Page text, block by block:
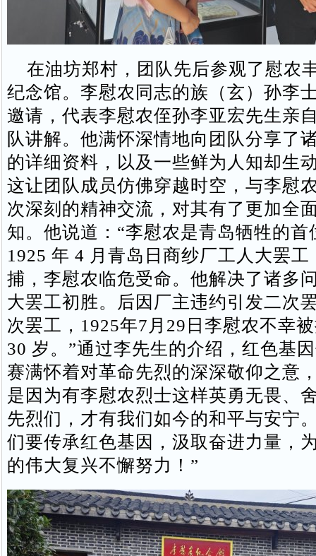
在油坊郑村，团队先后参观了慰农
纪念馆。李慰农同志的族（玄）孙李
邀请，代表李慰农侄孙李亚宏先生亲
队讲解。他满怀深情地向团队分享了
的详细资料，以及一些鲜为人知却生
这让团队成员仿佛穿越时空，与李慰
次深刻的精神交流，对其有了更加全
知。他说道：“李慰农是青岛牺牲的首
1925 年 4 月青岛日商纱厂工人大罢工
捕，李慰农临危受命。他解决了诸多
大罢工初胜。后因厂主违约引发二次
次罢工，1925年7月29日李慰农不幸
30 岁。”通过李先生的介绍，红色基
赛满怀着对革命先烈的深深敬仰之意
是因为有李慰农烈士这样英勇无畏、
先烈们，才有我们如今的和平与安宁
们要传承红色基因，汲取奋进力量，
的伟大复兴不懈努力！”